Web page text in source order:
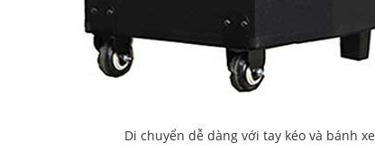
Di chuyển dễ dàng với tay kéo và bánh xe